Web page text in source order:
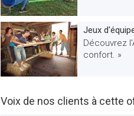
Jeux
Découvrez
confort. »
Voix de nos clients à cette